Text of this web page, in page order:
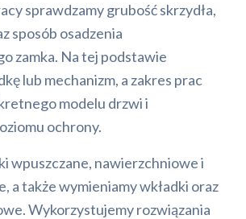
sprawdzamy grubość skrzydła,
sposób osadzenia
zamka. Na tej podstawie
lub mechanizm, a zakres prac
modelu drzwi i
ochrony.
wpuszczane, nawierzchniowe i
a także wymieniamy wkładki oraz
Wykorzystujemy rozwiązania